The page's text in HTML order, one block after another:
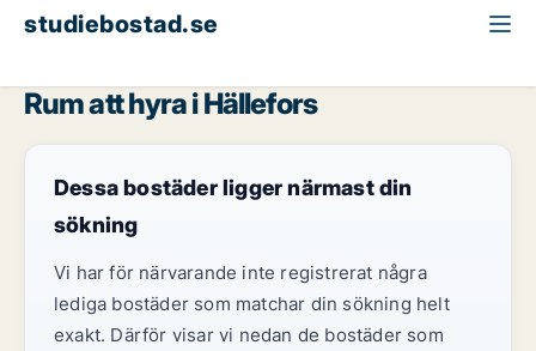
studiebostad.se
Rum att hyra i Hällefors
Dessa bostäder ligger närmast din
sökning
Vi har för närvarande inte registrerat några
lediga bostäder som matchar din sökning helt
exakt. Därför visar vi nedan de bostäder som